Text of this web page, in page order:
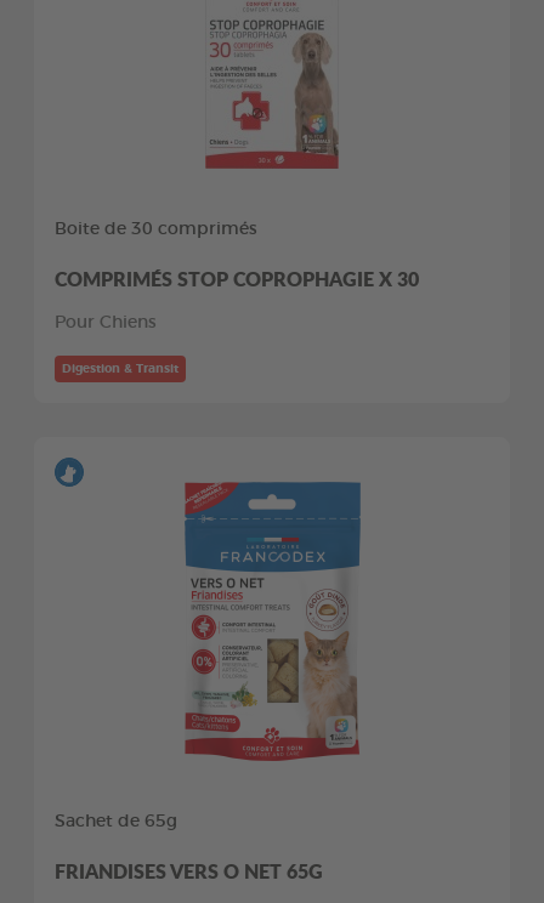
Boite de 30 comprimés
COMPRIMÉS STOP COPROPHAGIE X 30
Pour Chiens
Digestion & Transit
Sachet de 65g
FRIANDISES VERS O NET 65G